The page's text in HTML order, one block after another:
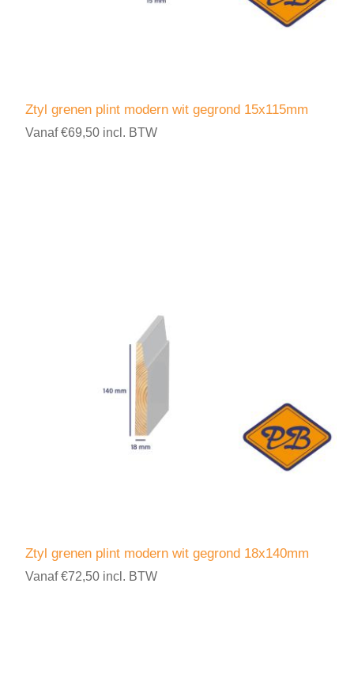
Ztyl grenen plint modern wit gegrond 15x115mm
Vanaf €69,50 incl. BTW
Ztyl grenen plint modern wit gegrond 18x140mm
Vanaf €72,50 incl. BTW